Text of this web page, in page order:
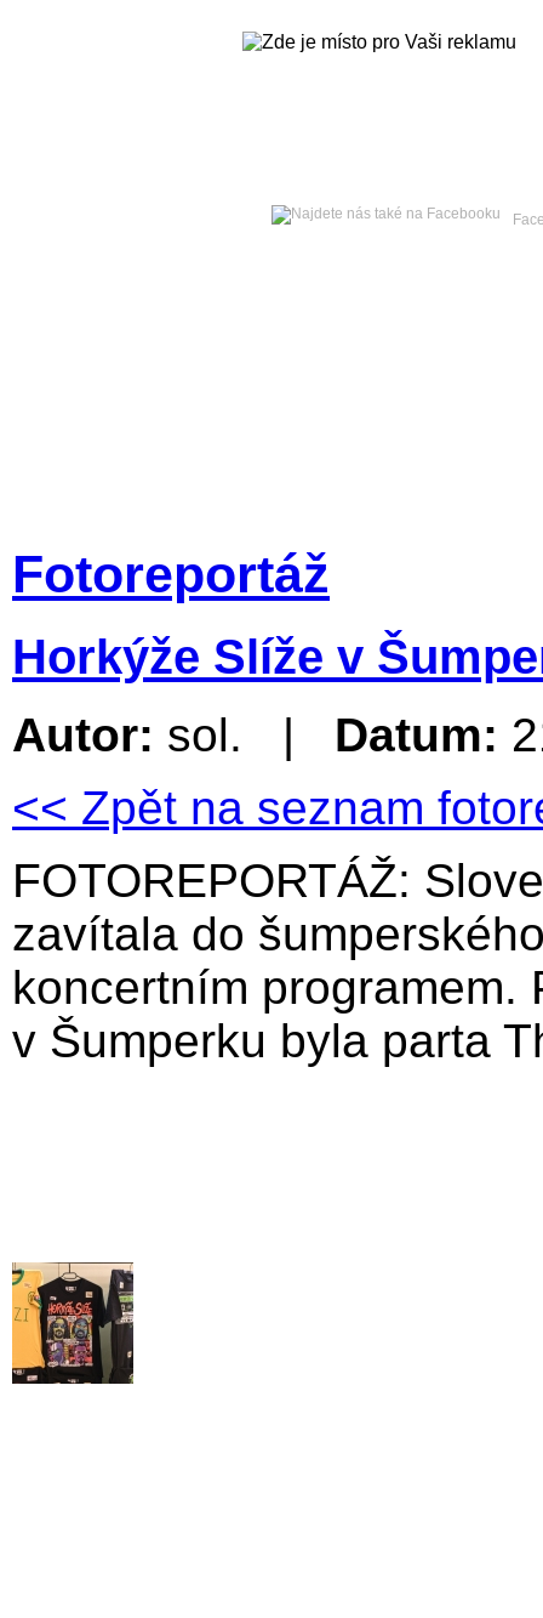
Fotoreportáž
Horkýže Slíže v
Autor: sol. | Datum:
<< Zpět na seznam
FOTOREPORTÁŽ:
zavítala do
koncertním programem.
v Šumperku byla parta